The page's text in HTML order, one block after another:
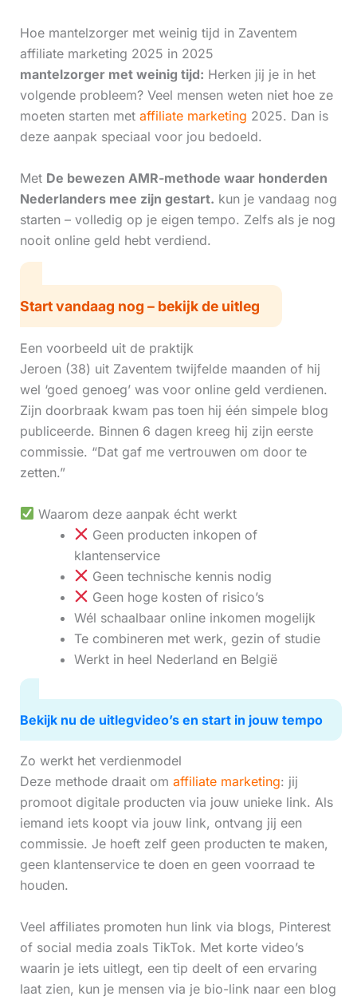
Hoe mantelzorger met weinig tijd in Zaventem
affiliate marketing 2025 in 2025
mantelzorger met weinig tijd: Herken jij je in het
volgende probleem? Veel mensen weten niet hoe ze
moeten starten met affiliate marketing 2025. Dan is
deze aanpak speciaal voor jou bedoeld.
Met De bewezen AMR-methode waar honderden
Nederlanders mee zijn gestart. kun je vandaag nog
starten – volledig op je eigen tempo. Zelfs als je nog
nooit online geld hebt verdiend.
Start vandaag nog – bekijk de uitleg
Een voorbeeld uit de praktijk
Jeroen (38) uit Zaventem twijfelde maanden of hij
wel ‘goed genoeg’ was voor online geld verdienen.
Zijn doorbraak kwam pas toen hij één simpele blog
publiceerde. Binnen 6 dagen kreeg hij zijn eerste
commissie. “Dat gaf me vertrouwen om door te
zetten.”
Waarom deze aanpak écht werkt
Geen producten inkopen of
klantenservice
Geen technische kennis nodig
Geen hoge kosten of risico’s
Wél schaalbaar online inkomen mogelijk
Te combineren met werk, gezin of studie
Werkt in heel Nederland en België
Bekijk nu de uitlegvideo’s en start in jouw tempo
Zo werkt het verdienmodel
Deze methode draait om affiliate marketing: jij
promoot digitale producten via jouw unieke link. Als
iemand iets koopt via jouw link, ontvang jij een
commissie. Je hoeft zelf geen producten te maken,
geen klantenservice te doen en geen voorraad te
houden.
Veel affiliates promoten hun link via blogs, Pinterest
of social media zoals TikTok. Met korte video’s
waarin je iets uitlegt, een tip deelt of een ervaring
laat zien, kun je mensen via je bio-link naar een blog